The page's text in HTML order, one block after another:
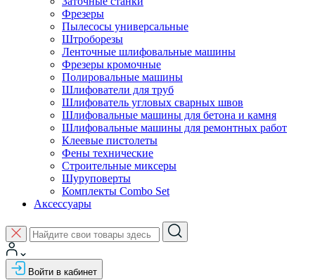
Фрезеры
Пылесосы универсальные
Штроборезы
Ленточные шлифовальные машины
Фрезеры кромочные
Полировальные машины
Шлифователи для труб
Шлифователь угловых сварных швов
Шлифовальные машины для бетона и камня
Шлифовальные машины для ремонтных работ
Клеевые пистолеты
Фены технические
Строительные миксеры
Шуруповерты
Комплекты Combo Set
Аксессуары
Войти в кабинет